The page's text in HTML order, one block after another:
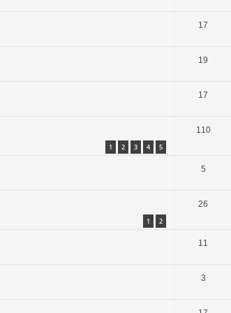
17
19
17
1 2 3 4 5
110
5
1 2
26
11
3